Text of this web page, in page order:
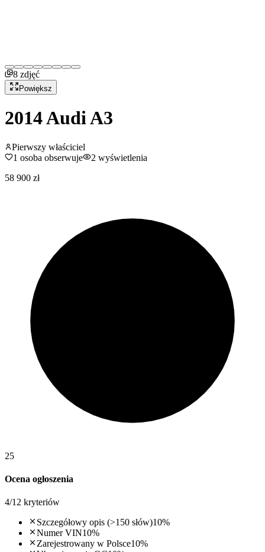
8 zdjęć
Powiększ
2014AudiA3
Pierwszy właściciel
1 osoba obserwuje 2 wyświetlenia
58 900 zł
25
Ocena ogłoszenia
4/12 kryteriów
Szczegółowy opis (>150 słów)10%
Numer VIN10%
Zarejestrowany w Polsce10%